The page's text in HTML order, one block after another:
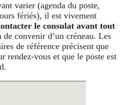
varier (agenda du poste,
fériés), il est vivement
le consulat avant tout
de convenir d’un créneau. Les
de référence précisent que
rendez-vous et que le poste est